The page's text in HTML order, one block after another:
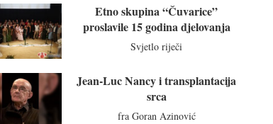
Etno skupina “Čuvarice”
proslavile 15 godina djelovanja
Svjetlo riječi
Jean-Luc Nancy i transplantacija
srca
fra Goran Azinović